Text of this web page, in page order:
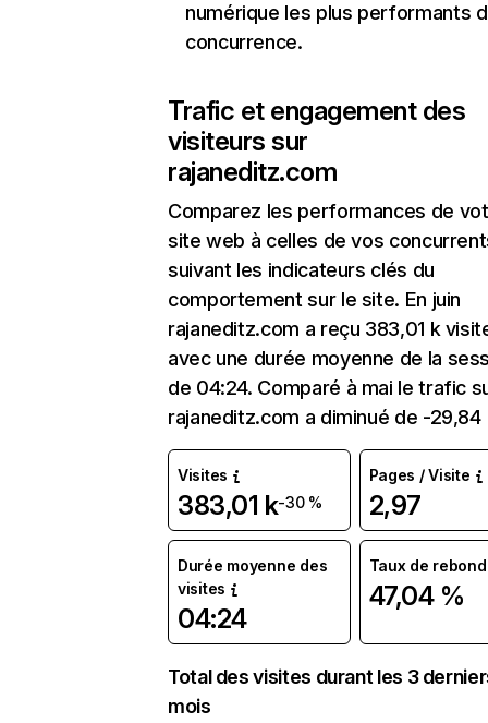
numérique les plus performants
concurrence.
Trafic et engagement des
visiteurs sur
rajaneditz.com
Comparez les performances de
site web à celles de vos
suivant les indicateurs clés du
comportement sur le site. En juin
rajaneditz.com a reçu 383,01 k
avec une durée moyenne de la
de 04:24. Comparé à mai le trafic
rajaneditz.com a diminué de -29,84
Visites
383,01 k-30 %
Pages / Visite
2,97
Durée moyenne des
visites
04:24
Taux de rebond
47,04 %
Total des visites durant les 3
mois